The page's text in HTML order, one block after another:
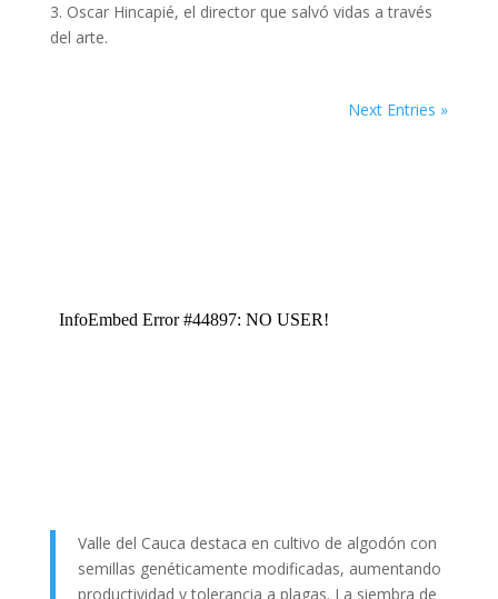
3. Oscar Hincapié, el director que salvó vidas a través
del arte.
Next Entries »
Valle del Cauca destaca en cultivo de algodón con
semillas genéticamente modificadas, aumentando
productividad y tolerancia a plagas. La siembra de